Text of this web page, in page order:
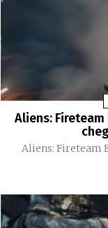
Aliens:
Aliens: Fireteam